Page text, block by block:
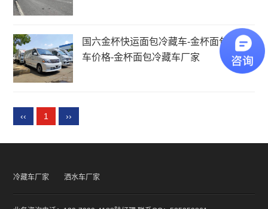
国六金杯快运面包冷藏车-金杯面包冷藏
车价格-金杯面包冷藏车厂家
‹‹ 1 ››
冷藏车厂家 洒水车厂家